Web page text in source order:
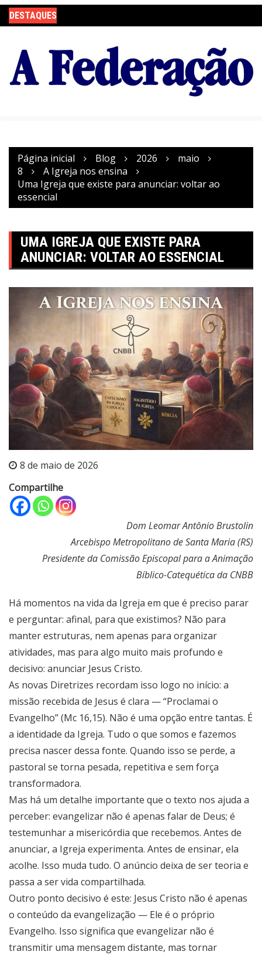
para
conteúdo
DESTAQUES
Página inicial Blog 2026
maio
8
A Igreja nos ensina
Uma Igreja que existe para anunciar: voltar ao
essencial
UMA IGREJA QUE EXISTE PARA
ANUNCIAR: VOLTAR AO ESSENCIAL
8 de maio de 2026
Compartilhe
Dom Leomar Antônio Brustolin
Arcebispo Metropolitano de Santa Maria (RS)
Presidente da Comissão Episcopal para a Animação
Bíblico-Catequética da CNBB
Há momentos na vida da Igreja em que é preciso parar
e perguntar: afinal, para que existimos? Não para
manter estruturas, nem apenas para organizar
atividades, mas para algo muito mais profundo e
decisivo: anunciar Jesus Cristo.
As novas Diretrizes recordam isso logo no início: a
missão recebida de Jesus é clara — “Proclamai o
Evangelho” (Mc 16,15). Não é uma opção entre tantas. É
a identidade da Igreja. Tudo o que somos e fazemos
precisa nascer dessa fonte. Quando isso se perde, a
pastoral se torna pesada, repetitiva e sem força
transformadora.
Mas há um detalhe importante que o texto nos ajuda a
perceber: evangelizar não é apenas falar de Deus; é
testemunhar a misericórdia que recebemos. Antes de
anunciar, a Igreja experimenta. Antes de ensinar, ela
acolhe. Isso muda tudo. O anúncio deixa de ser teoria e
passa a ser vida compartilhada.
Outro ponto decisivo é este: Jesus Cristo não é apenas
o conteúdo da evangelização — Ele é o próprio
Evangelho. Isso significa que evangelizar não é
transmitir uma mensagem distante, mas tornar